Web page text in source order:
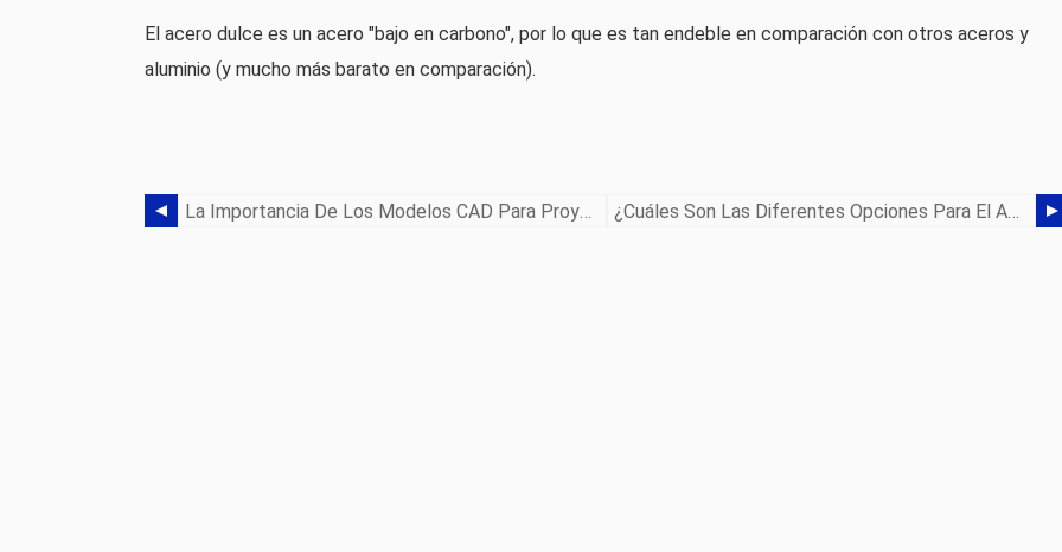
El acero dulce es un acero "bajo en carbono", por lo que es tan endeble en comparación con otros aceros y
aluminio (y mucho más barato en comparación).
La Importancia De Los Modelos CAD Para Proyectos De Fabricación De Metal ¿Cuáles Son Las Diferentes Opciones Para El Acabado De Metales?